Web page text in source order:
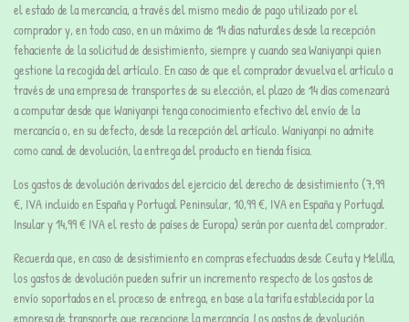
el estado de la mercancía, a través del mismo medio de pago utilizado por el
comprador y, en todo caso, en un máximo de 14 días naturales desde la recepción
fehaciente de la solicitud de desistimiento, siempre y cuando sea Waniyanpi quien
gestione la recogida del artículo. En caso de que el comprador devuelva el artículo a
través de una empresa de transportes de su elección, el plazo de 14 días comenzará
a computar desde que Waniyanpi tenga conocimiento efectivo del envío de la
mercancía o, en su defecto, desde la recepción del artículo. Waniyanpi no admite
como canal de devolución, la entrega del producto en tienda física.
Los gastos de devolución derivados del ejercicio del derecho de desistimiento (7,99
€, IVA incluido en España y Portugal Peninsular, 10,99 €, IVA en España y Portugal
Insular y 14,99 € IVA el resto de países de Europa) serán por cuenta del comprador.
Recuerda que, en caso de desistimiento en compras efectuadas desde Ceuta y Melilla,
los gastos de devolución pueden sufrir un incremento respecto de los gastos de
envío soportados en el proceso de entrega, en base a la tarifa establecida por la
empresa de transporte que recepcione la mercancía. Los gastos de devolución